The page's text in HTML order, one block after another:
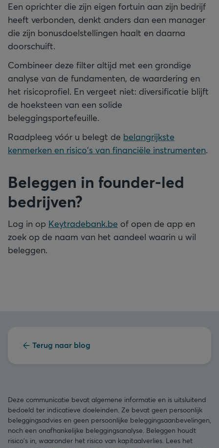
Een oprichter die zijn eigen fortuin aan zijn bedrijf
heeft verbonden, denkt anders dan een manager
die zijn bonusdoelstellingen haalt en daarna
doorschuift.
Combineer deze filter altijd met een grondige
analyse van de fundamenten, de waardering en
het risicoprofiel. En vergeet niet: diversificatie blijft
de hoeksteen van een solide
beleggingsportefeuille.
Raadpleeg vóór u belegt de belangrijkste
kenmerken en risico's van financiële instrumenten.
Beleggen in founder-led
bedrijven?
Log in op Keytradebank.be of open de app en
zoek op de naam van het aandeel waarin u wil
beleggen.
Terug naar blog
Deze communicatie bevat algemene informatie en is uitsluitend
bedoeld ter indicatieve doeleinden. Ze bevat geen persoonlijk
beleggingsadvies en geen persoonlijke beleggingsaanbevelingen,
noch een onafhankelijke beleggingsanalyse. Beleggen houdt
risico's in, waaronder het risico van kapitaalverlies. Lees het